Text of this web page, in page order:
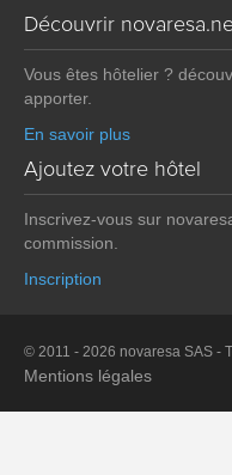
Découvrir
Vous êtes hôtelier ?
apporter.
En savoir plus
Ajoutez votre hôtel
Inscrivez-vous sur
commission.
Inscription
© 2011 - 2026 novaresa SAS -
Mentions légales